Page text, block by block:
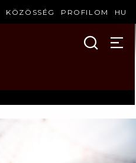
KÖZÖSSÉG PROFILOM HU